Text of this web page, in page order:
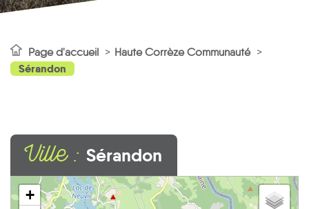
Page d'accueil Haute Corrèze Communauté
Sérandon
Ville : Sérandon
+